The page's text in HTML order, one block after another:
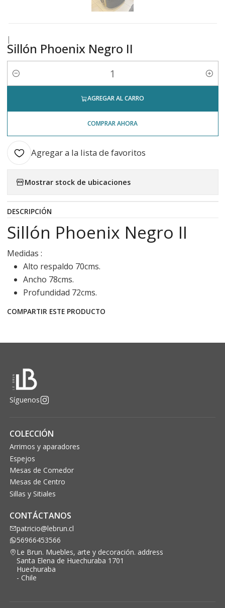
|
Sillón Phoenix Negro II
Cantidad
AGREGAR AL CARRO
COMPRAR AHORA
Agregar a la lista de favoritos
Mostrar stock de ubicaciones
DESCRIPCIÓN
Sillón Phoenix Negro II
Medidas :
Alto respaldo 70cms.
Ancho 78cms.
Profundidad 72cms.
COMPARTIR ESTE PRODUCTO
Síguenos
COLECCIÓN
Arrimos y aparadores
Espejos
Mesas de Comedor
Mesas de Centro
Sillas y Sitiales
CONTÁCTANOS
patricio@lebrun.cl
56966453566
Le Brun. Muebles, arte y decoración. address
Santa Elena de Huechuraba 1701
Huechuraba
- Chile